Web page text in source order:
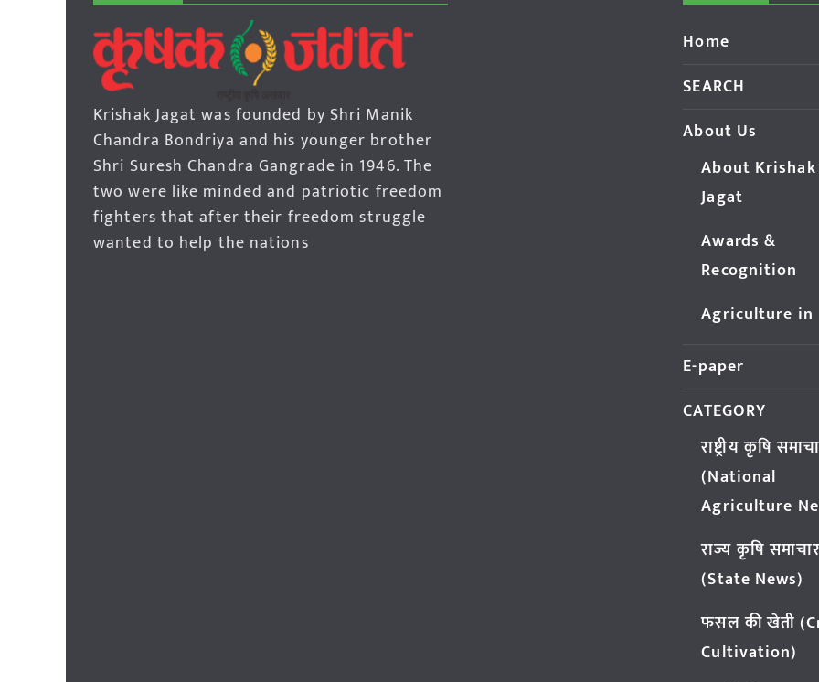
Krishak Jagat was founded by Shri Manik
Chandra Bondriya and his younger brother
Shri Suresh Chandra Gangrade in 1946. The
two were like minded and patriotic freedom
fighters that after their freedom struggle
wanted to help the nations
Home
SEARCH
About Us
About Krishak
Jagat
Awards &
Recognition
Agriculture in
E-paper
CATEGORY
राष्ट्रीय कृषि
(National
Agriculture
राज्य कृषि समाचार
(State News)
फसल की खेती
Cultivation)